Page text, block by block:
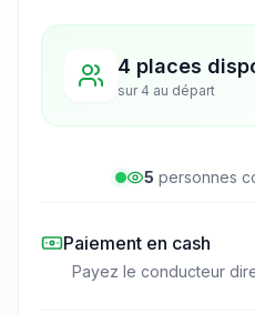
4 places
sur 4 au départ
5 personnes
Paiement en cash
Payez le conducteur